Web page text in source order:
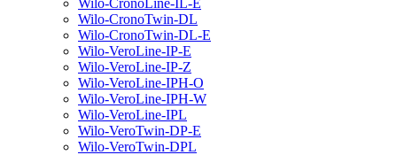
Wilo-CronoTwin-DL
Wilo-CronoTwin-DL-E
Wilo-VeroLine-IP-E
Wilo-VeroLine-IP-Z
Wilo-VeroLine-IPH-O
Wilo-VeroLine-IPH-W
Wilo-VeroLine-IPL
Wilo-VeroTwin-DP-E
Wilo-VeroTwin-DPL